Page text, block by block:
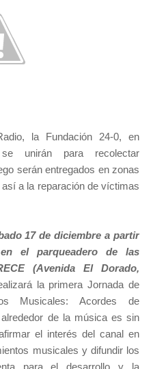
la Fundación 24-0, en
unirán para recolectar
serán entregados en zonas
a la reparación de víctimas
17 de diciembre a partir
el parqueadero de las
(Avenida El Dorado,
la primera Jornada de
Musicales: Acordes de
de la música es sin
el interés del canal en
musicales y difundir los
para el desarrollo y la